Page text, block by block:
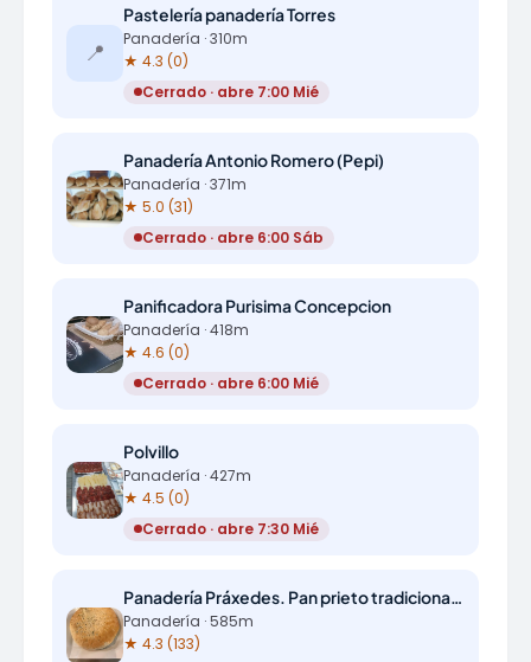
📍
Pastelería panadería Torres
Panadería · 310m
★ 4.3 (0)
Cerrado · abre 7:00 Mié
Panadería Antonio Romero (Pepi)
Panadería · 371m
★ 5.0 (31)
Cerrado · abre 6:00 Sáb
Panificadora Purisima Concepcion
Panadería · 418m
★ 4.6 (0)
Cerrado · abre 6:00 Mié
Polvillo
Panadería · 427m
★ 4.5 (0)
Cerrado · abre 7:30 Mié
Panadería Práxedes. Pan prieto tradicional de La Algaba
Panadería · 585m
★ 4.3 (133)